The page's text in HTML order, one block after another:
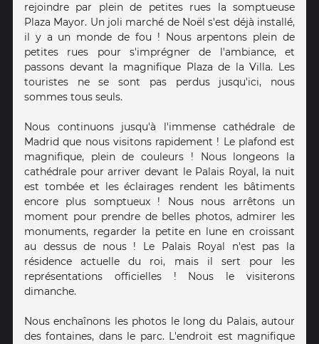
rejoindre par plein de petites rues la somptueuse
Plaza Mayor. Un joli marché de Noël s'est déjà installé,
il y a un monde de fou ! Nous arpentons plein de
petites rues pour s'imprégner de l'ambiance, et
passons devant la magnifique Plaza de la Villa. Les
touristes ne se sont pas perdus jusqu'ici, nous
sommes tous seuls.
Nous continuons jusqu'à l'immense cathédrale de
Madrid que nous visitons rapidement ! Le plafond est
magnifique, plein de couleurs ! Nous longeons la
cathédrale pour arriver devant le Palais Royal, la nuit
est tombée et les éclairages rendent les bâtiments
encore plus somptueux ! Nous nous arrêtons un
moment pour prendre de belles photos, admirer les
monuments, regarder la petite en lune en croissant
au dessus de nous ! Le Palais Royal n'est pas la
résidence actuelle du roi, mais il sert pour les
représentations officielles ! Nous le visiterons
dimanche.
Nous enchaînons les photos le long du Palais, autour
des fontaines, dans le parc. L'endroit est magnifique